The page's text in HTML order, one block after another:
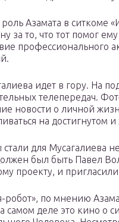
Азамата в ситкоме
за то, что тот помог
профессионального
идет в гору. На
телепередач.
новости о личной
на достигнутом
для Мусагалиева
был быть Павел
проекту, и
по мнению
самом деле это кино о